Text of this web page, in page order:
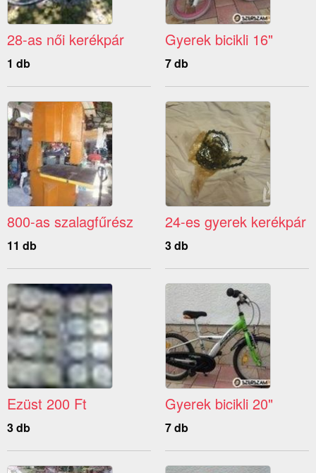
28-as női kerékpár
1 db
Gyerek bicikli 16"
7 db
800-as szalagfűrész
11 db
24-es gyerek kerékpár
3 db
Ezüst 200 Ft
3 db
Gyerek bicikli 20"
7 db